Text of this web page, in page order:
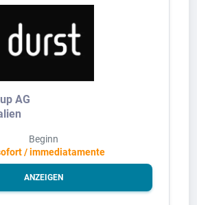
AG
Beginn
/ immediatamente
ANZEIGEN